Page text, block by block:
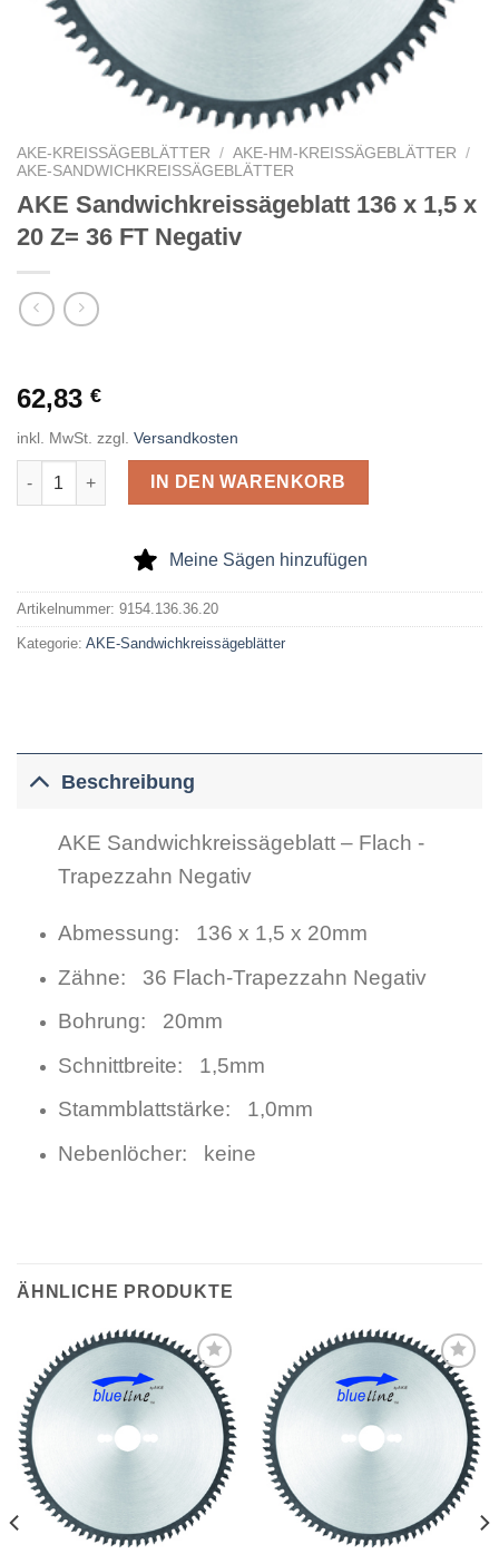
AKE-KREISSÄGEBLÄTTER / AKE-HM-KREISSÄGEBLÄTTER
/
AKE-SANDWICHKREISSÄGEBLÄTTER
AKE Sandwichkreissägeblatt 136 x 1,5 x
20 Z= 36 FT Negativ
62,83 €
inkl. MwSt. zzgl. Versandkosten
AKE Sandwichkreissägeblatt 136 x 1,5 x 20 Z= 36 FT Negativ
IN DEN WARENKORB
Meine Sägen hinzufügen
Artikelnummer: 9154.136.36.20
Kategorie: AKE-Sandwichkreissägeblätter
Beschreibung
AKE Sandwichkreissägeblatt – Flach -
Trapezzahn Negativ
Abmessung: 136 x 1,5 x 20mm
Zähne: 36 Flach-Trapezzahn Negativ
Bohrung: 20mm
Schnittbreite: 1,5mm
Stammblattstärke: 1,0mm
Nebenlöcher: keine
ÄHNLICHE PRODUKTE
hinzufügen
hinzufügen